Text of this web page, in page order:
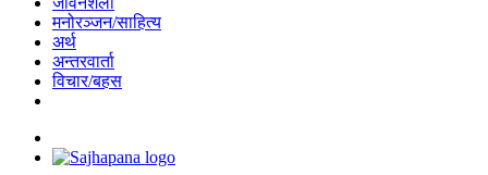
मनोरञ्जन/साहित्य
अर्थ
अन्तरवार्ता
विचार/बहस